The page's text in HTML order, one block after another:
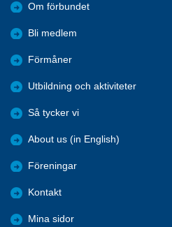
Om förbundet
Bli medlem
Förmåner
Utbildning och aktiviteter
Så tycker vi
About us (in English)
Föreningar
Kontakt
Mina sidor